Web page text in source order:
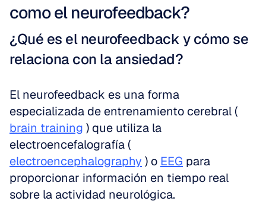
como el neurofeedback?
¿Qué es el neurofeedback y cómo se
relaciona con la ansiedad?
El neurofeedback es una forma
brain training ) que utiliza la
electroencephalography ) o EEG para
proporcionar información en tiempo real
sobre la actividad neurológica.